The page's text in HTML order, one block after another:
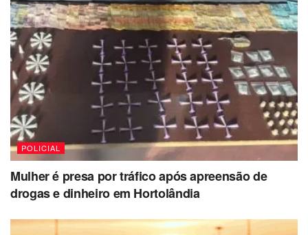
POLICIAL
Mulher é presa por tráfico após apreensão de
drogas e dinheiro em Hortolândia